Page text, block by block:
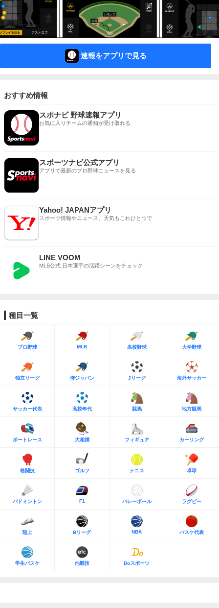
速報をアプリで見る
おすすめ情報
スポナビ 野球速報アプリ
お気に入りチームの通知が受け取れる
スポーツナビ公式アプリ
アプリで最新のプロ野球ニュースを見る
Yahoo! JAPANアプリ
スポーツ情報やニュース、天気もこれひとつで
LINE VOOM
MLB公式 日本選手の活躍シーンをチェック
種目一覧
プロ野球 MLB 高校野球 大学野球
独立リーグ 侍ジャパン Jリーグ 海外サッカー
サッカー代表 高校年代 競馬 地方競馬
ボートレース 大相撲 フィギュア カーリング
格闘技 ゴルフ テニス 卓球
バドミントン F1 バレーボール ラグビー
陸上 Bリーグ NBA バスケ代表
学生バスケ 他競技 Doスポーツ